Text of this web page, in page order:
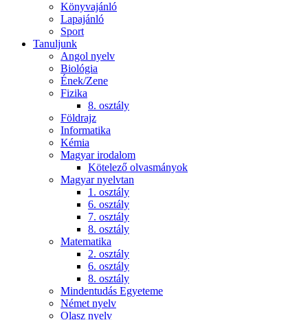
Könyvajánló
Lapajánló
Sport
Tanuljunk
Angol nyelv
Biológia
Ének/Zene
Fizika
8. osztály
Földrajz
Informatika
Kémia
Magyar irodalom
Kötelező olvasmányok
Magyar nyelvtan
1. osztály
6. osztály
7. osztály
8. osztály
Matematika
2. osztály
6. osztály
8. osztály
Mindentudás Egyeteme
Német nyelv
Olasz nyelv